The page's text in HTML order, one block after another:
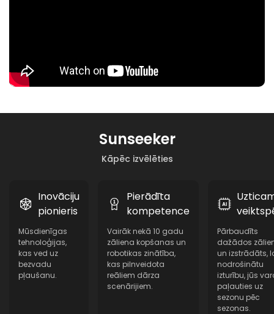
Kāpēc izvēlēties
Sunseeker
Inovāciju
pionieris
Mūsdienīgas
tehnoloģijas,
kas ved uz
bezvadu
pļaušanu.
Pierādīta
kompetence
Vairāk nekā 10 gadu
zāliena kopšanas un
robotikas zinātība,
kas pilnveidota
reāliem dārza
scenārijiem.
Pārbaudīts
dažādos
un izstrādāts,
nodrošinātu
izturību, jūs
paļauties uz
sezonu pēc
sezonas.